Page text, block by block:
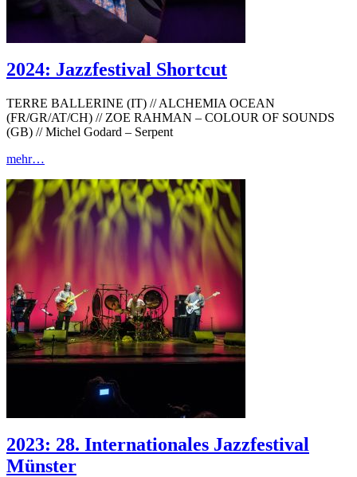
2024: Jazzfestival Shortcut
TERRE BALLERINE (IT) // ALCHEMIA OCEAN
(FR/GR/AT/CH) // ZOE RAHMAN – COLOUR OF SOUNDS
(GB) // Michel Godard – Serpent
mehr…
2023: 28. Internationales Jazzfestival
Münster